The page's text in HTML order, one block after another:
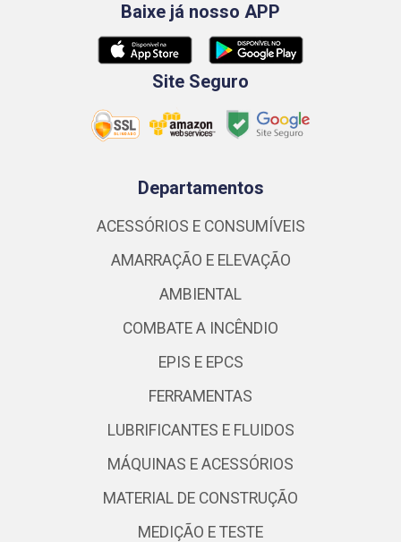
Baixe já nosso APP
Site Seguro
Departamentos
ACESSÓRIOS E CONSUMÍVEIS
AMARRAÇÃO E ELEVAÇÃO
AMBIENTAL
COMBATE A INCÊNDIO
EPIS E EPCS
FERRAMENTAS
LUBRIFICANTES E FLUIDOS
MÁQUINAS E ACESSÓRIOS
MATERIAL DE CONSTRUÇÃO
MEDIÇÃO E TESTE